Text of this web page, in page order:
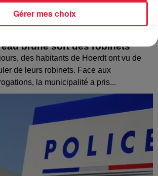
brune sort des robinets
des habitants de Hoerdt ont vu de
de leurs robinets. Face aux
la municipalité a pris...
Gérer mes choix